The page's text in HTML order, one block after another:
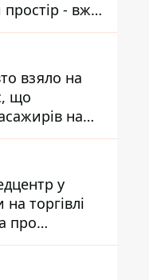
- вже
взяло на
що
на
в
у
торгівлі
про